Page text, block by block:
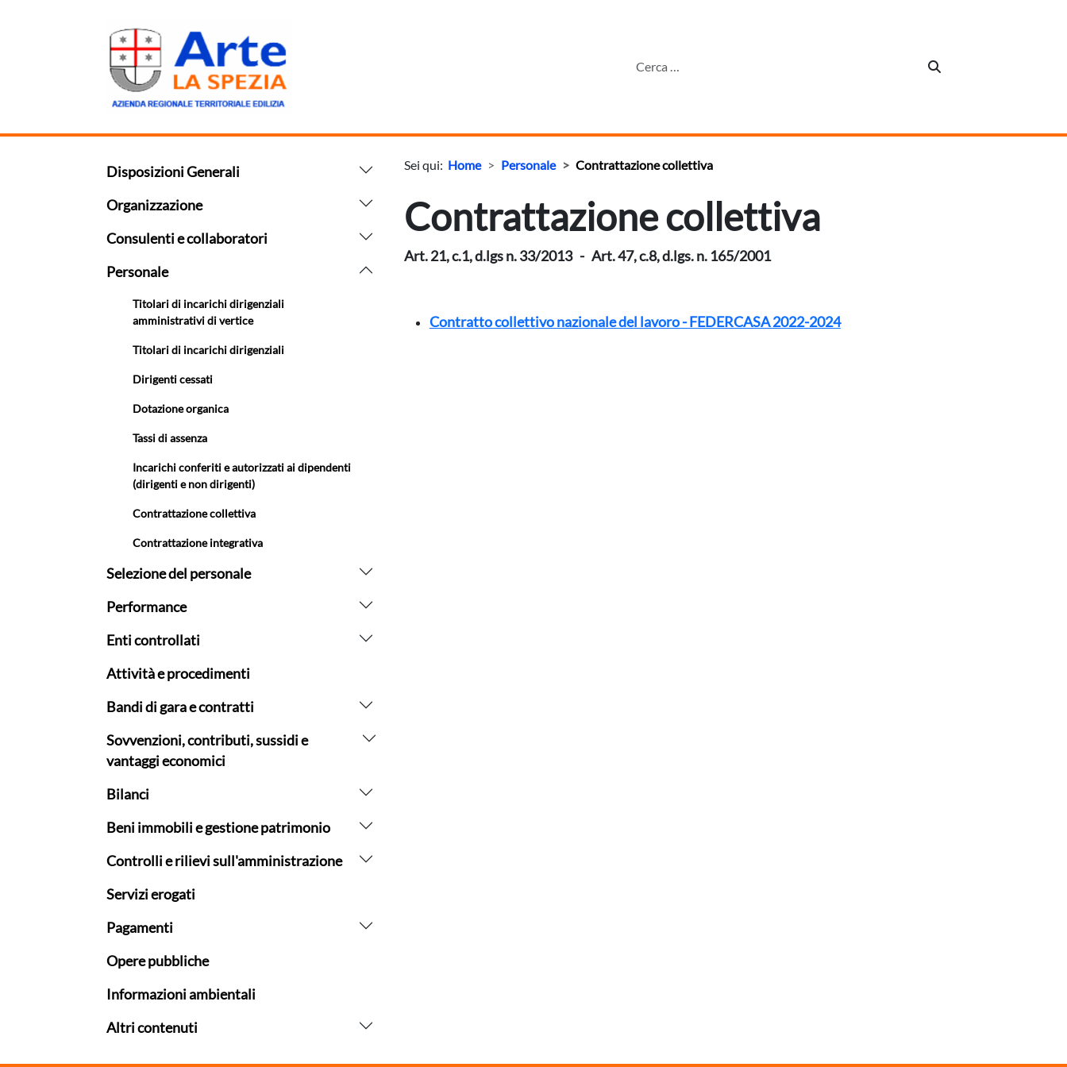
Disposizioni Generali
Organizzazione
Consulenti e collaboratori
Personale
Titolari di incarichi dirigenziali
amministrativi di vertice
Titolari di incarichi dirigenziali
Dirigenti cessati
Dotazione organica
Tassi di assenza
Incarichi conferiti e autorizzati ai dipendenti
(dirigenti e non dirigenti)
Contrattazione collettiva
Contrattazione integrativa
Selezione del personale
Performance
Enti controllati
Attività e procedimenti
Bandi di gara e contratti
Sovvenzioni, contributi, sussidi e
vantaggi economici
Bilanci
Beni immobili e gestione patrimonio
Controlli e rilievi sull'amministrazione
Servizi erogati
Pagamenti
Opere pubbliche
Informazioni ambientali
Altri contenuti
Sei qui: Home Personale Contrattazione collettiva
Contrattazione collettiva
Art. 21, c.1, d.lgs n. 33/2013 - Art. 47, c.8, d.lgs. n. 165/2001
Contratto collettivo nazionale del lavoro - FEDERCASA 2022-2024